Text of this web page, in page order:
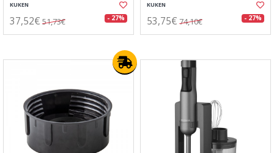
KUKEN
37,52€ 51,73€ - 27%
KUKEN
53,75€ 74,10€ - 27%